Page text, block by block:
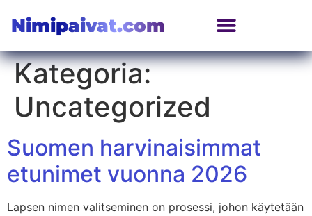
Nimipaivat.com
Kategoria:
Uncategorized
Suomen harvinaisimmat
etunimet vuonna 2026
Lapsen nimen valitseminen on prosessi, johon käytetään